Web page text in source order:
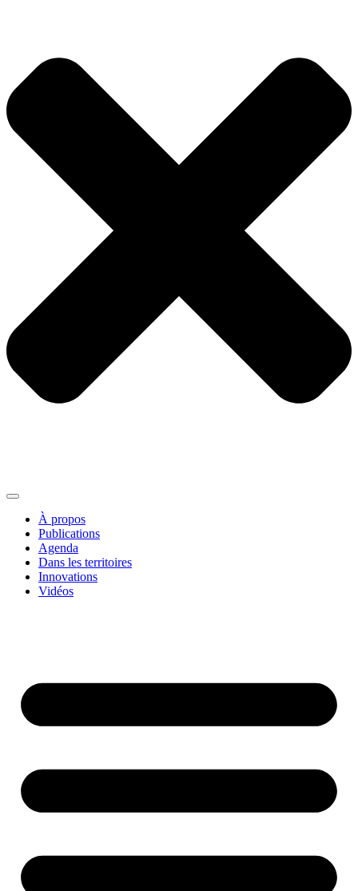
À propos
Publications
Agenda
Dans les territoires
Innovations
Vidéos